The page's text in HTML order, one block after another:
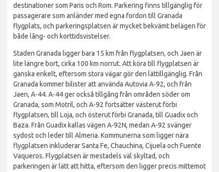
destinationer som Paris och Rom. Parkering finns tillgänglig för
passagerare som anländer med egna fordon till Granada
flygplats, och parkeringsplatsen är mycket bekvämt belägen för
både lång- och korttidsvistelser.
Staden Granada ligger bara 15 km från flygplatsen, och Jaen är
lite längre bort, cirka 100 km norrut. Att köra till flygplatsen är
ganska enkelt, eftersom stora vägar gör den lättillgänglig. Från
Granada kommer bilister att använda Autovia A-92, och från
Jaen, A-44. A-44 ger också tillgång från områden söder om
Granada, som Motril, och A-92 fortsätter västerut förbi
flygplatsen, till Loja, och österut förbi Granada, till Guadix och
Baza. Från Guadix kallas vägen A-92N, medan A-92 svänger
sydost och leder till Almeria. Kommunerna som ligger nära
flygplatsen inkluderar Santa Fe, Chauchina, Cijuela och Fuente
Vaqueros. Flygplatsen är mestadels väl skyltad, och
parkeringen är lätt att hitta, eftersom den ligger precis mittemot